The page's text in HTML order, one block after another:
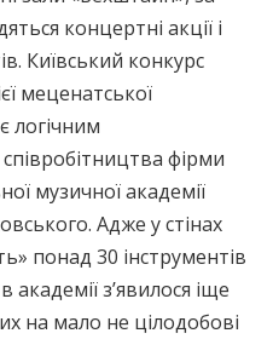
концертні акції і
Київський конкурс
меценатської
логічним
фірми
музичної академії
Адже у стінах
понад 30 інструментів
академії з’явилося іще
на мало не цілодобові